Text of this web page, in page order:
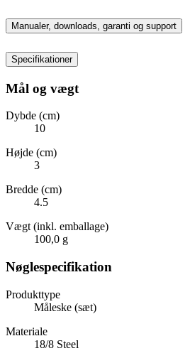
Manualer, downloads, garanti og support
Specifikationer
Mål og vægt
Dybde (cm)
10
Højde (cm)
3
Bredde (cm)
4.5
Vægt (inkl. emballage)
100,0 g
Nøglespecifikation
Produkttype
Måleske (sæt)
Materiale
18/8 Steel